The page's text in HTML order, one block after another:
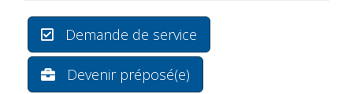
Demande de service
Devenir préposé(e)